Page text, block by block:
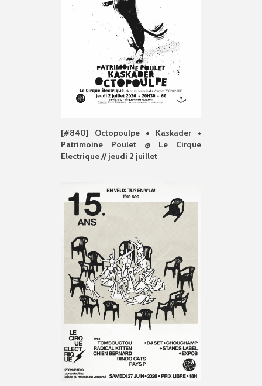
[#840] Octopoulpe + Kaskader +
Patrimoine Poulet @ Le Cirque
Electrique // jeudi 2 juillet